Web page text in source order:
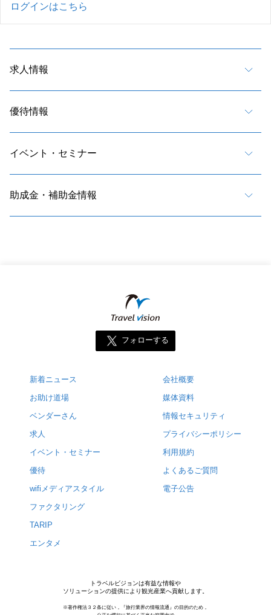
ログインはこちら
求人情報
優待情報
イベント・セミナー
助成金・補助金情報
フォローする
新着ニュース
お助け道場
ベンダーさん
求人
イベント・セミナー
優待
wifiメディアスタイル
ファクタリング
TARIP
エンタメ
会社概要
媒体資料
情報セキュリティ
プライバシーポリシー
利用規約
よくあるご質問
電子公告
トラベルビジョンは有益な情報や
ソリューションの提供により観光産業へ貢献します。
※著作権法３２条に従い，『旅行業界の情報流通』の目的のため，